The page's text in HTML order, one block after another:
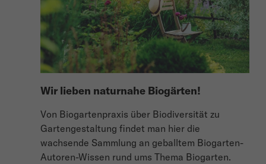
Wir lieben naturnahe Biogärten!
Von Biogartenpraxis über Biodiversität zu
Gartengestaltung findet man hier die
wachsende Sammlung an geballtem Biogarten-
Autoren-Wissen rund ums Thema Biogarten.